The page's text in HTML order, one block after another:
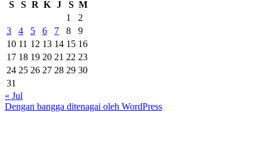
S
S R K J S M
1
2
3
4 5 6 7 8
9
10 11 12 13 14 15 16
17 18 19 20 21 22 23
24 25 26 27 28 29 30
31
« Jul
Dengan bangga ditenagai oleh WordPress